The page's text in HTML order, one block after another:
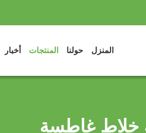
المنزل حولنا المنتجات أخبار
غاطسة